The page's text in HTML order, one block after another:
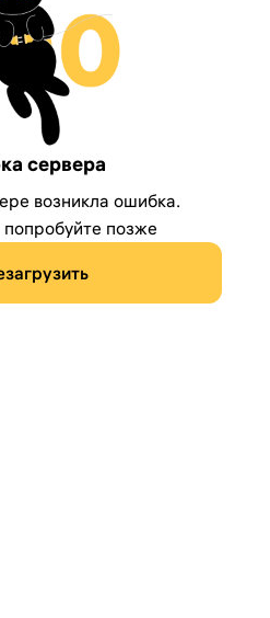
сервера
возникла ошибка.
позже